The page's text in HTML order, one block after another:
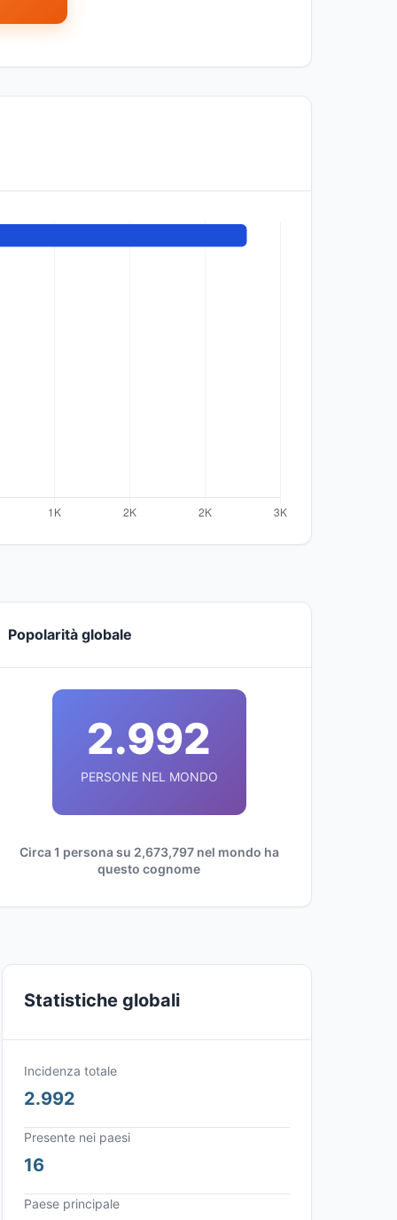
Popolarità globale
2.992
PERSONE NEL MONDO
Circa 1 persona su 2,673,797 nel mondo ha
questo cognome
Statistiche globali
Incidenza totale
2.992
Presente nei paesi
16
Paese principale